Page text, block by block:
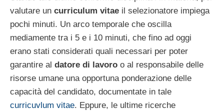
valutare un curriculum vitae il selezionatore impiega
pochi minuti. Un arco temporale che oscilla
mediamente tra i 5 e i 10 minuti, che fino ad oggi
erano stati considerati quali necessari per poter
garantire al datore di lavoro o al responsabile delle
risorse umane una opportuna ponderazione delle
capacità del candidato, documentate in tale
curricuvlum vitae. Eppure, le ultime ricerche